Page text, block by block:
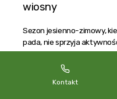
wiosny
Sezon jesienno-zimowy,
pada, nie sprzyja
seniorów. Osoby starsze…
Kontakt